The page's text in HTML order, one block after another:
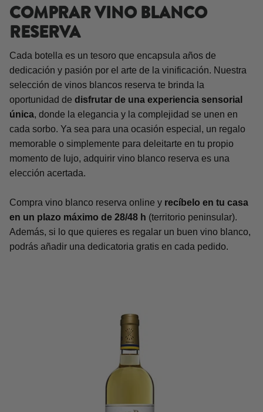
COMPRAR VINO BLANCO
RESERVA
Cada botella es un tesoro que encapsula años de
dedicación y pasión por el arte de la vinificación. Nuestra
selección de vinos blancos reserva te brinda la
oportunidad de disfrutar de una experiencia sensorial
única, donde la elegancia y la complejidad se unen en
cada sorbo. Ya sea para una ocasión especial, un regalo
memorable o simplemente para deleitarte en tu propio
momento de lujo, adquirir vino blanco reserva es una
elección acertada.
Compra vino blanco reserva online y recíbelo en tu casa
en un plazo máximo de 28/48 h (territorio peninsular).
Además, si lo que quieres es regalar un buen vino blanco,
podrás añadir una dedicatoria gratis en cada pedido.